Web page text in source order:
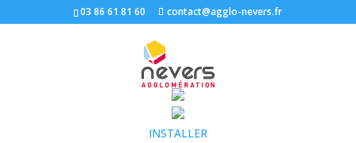
03 86 61 81 60 contact@agglo-nevers.fr
INSTALLER